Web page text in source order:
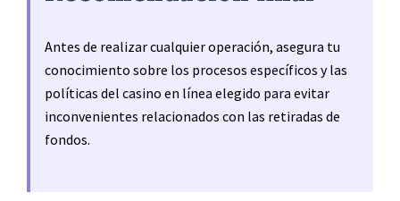
Antes de realizar cualquier operación, asegura tu
conocimiento sobre los procesos específicos y las
políticas del casino en línea elegido para evitar
inconvenientes relacionados con las retiradas de
fondos.